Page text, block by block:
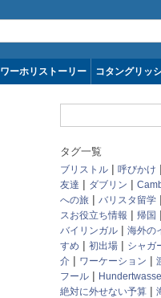
ワーホリストーリー コタングリッ
タグ一覧
ブリストル | 呼びかけ |
友達 | ダブリン |
への旅 | バリスタ留学 |
スお役立ち情報 | 帰国 |
バイリンガル | 海外の
すめ | 初出場 | シャガ
介 | ワーケーション |
フール |
絶対に外せない予算 |